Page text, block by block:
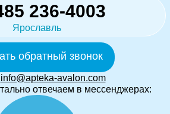
236-4003
Ярославль
обратный звонок
info@apteka-avalon.com
отвечаем в мессенджерах: